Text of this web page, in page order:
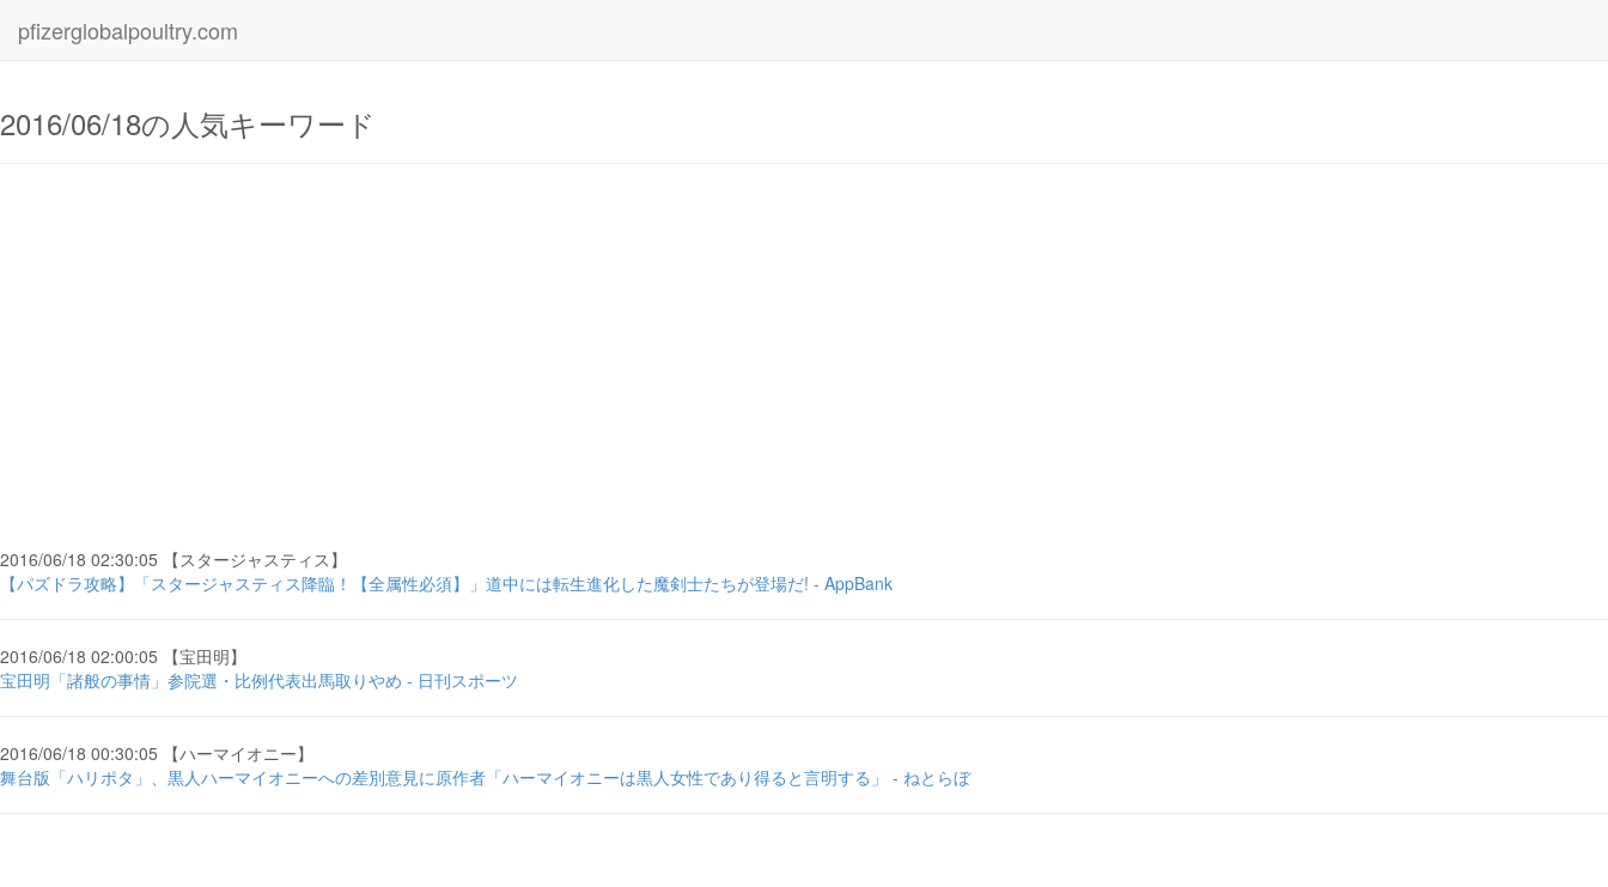
pfizerglobalpoultry.com
2016/06/18の人気キーワード
2016/06/18 02:30:05 【スタージャスティス】
【パズドラ攻略】「スタージャスティス降臨！【全属性必須】」道中には転生進化した魔剣士たちが登場だ! - AppBank
2016/06/18 02:00:05 【宝田明】
宝田明「諸般の事情」参院選・比例代表出馬取りやめ - 日刊スポーツ
2016/06/18 00:30:05 【ハーマイオニー】
舞台版「ハリポタ」、黒人ハーマイオニーへの差別意見に原作者「ハーマイオニーは黒人女性であり得ると言明する」 - ねとらぼ